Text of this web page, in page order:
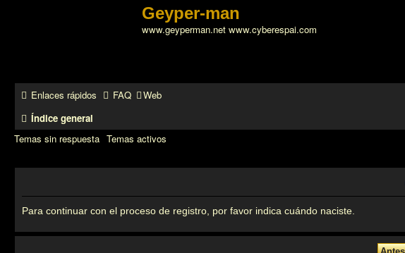
Geyper-man
www.geyperman.net www.cyberespai.com
Enlaces rápidos FAQ Web
Índice general
Temas sin respuesta Temas activos
Para continuar con el proceso de registro, por favor indica cuándo naciste.